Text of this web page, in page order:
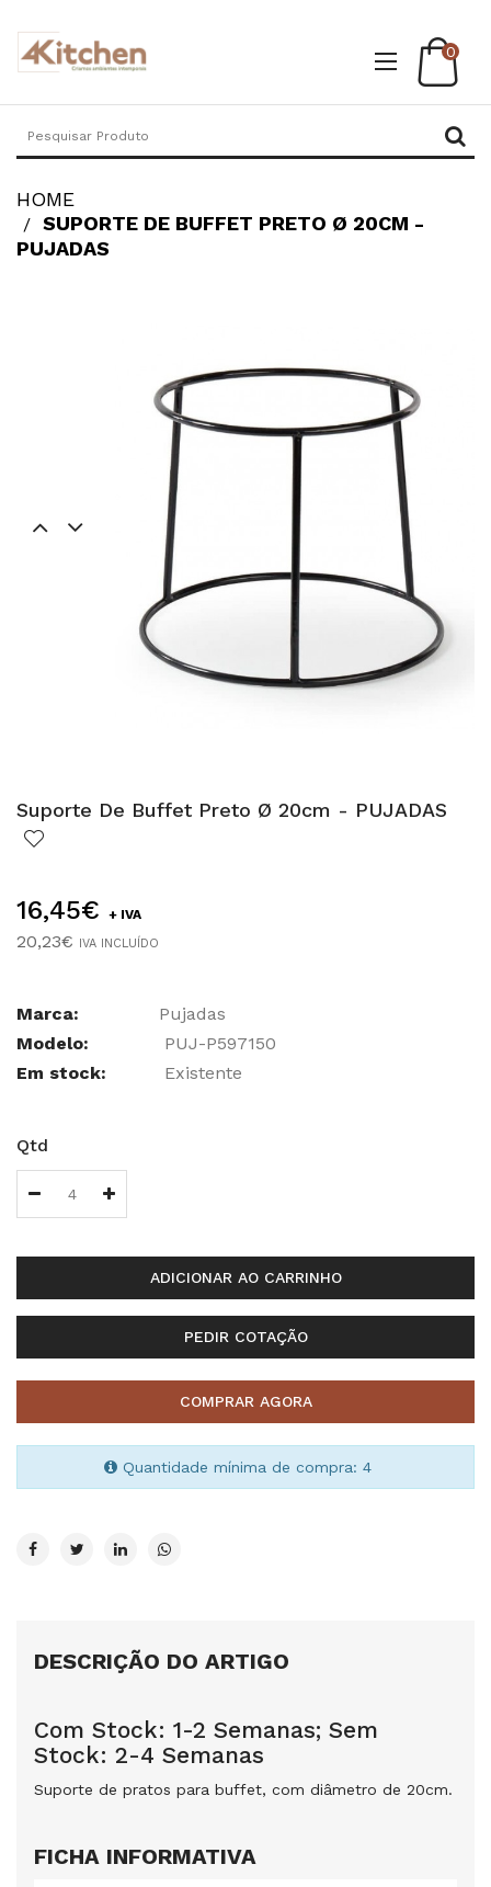
0
HOME
SUPORTE DE BUFFET PRETO Ø 20CM -
PUJADAS
Suporte De Buffet Preto Ø 20cm - PUJADAS
16,45€ + IVA
20,23€ IVA INCLUÍDO
Marca:
Pujadas
Modelo:
PUJ-P597150
Em stock:
Existente
Qtd
ADICIONAR AO CARRINHO
PEDIR COTAÇÃO
COMPRAR AGORA
Quantidade mínima de compra: 4
DESCRIÇÃO DO ARTIGO
Com Stock: 1-2 Semanas; Sem
Stock: 2-4 Semanas
Suporte de pratos para buffet, com diâmetro de 20cm.
FICHA INFORMATIVA